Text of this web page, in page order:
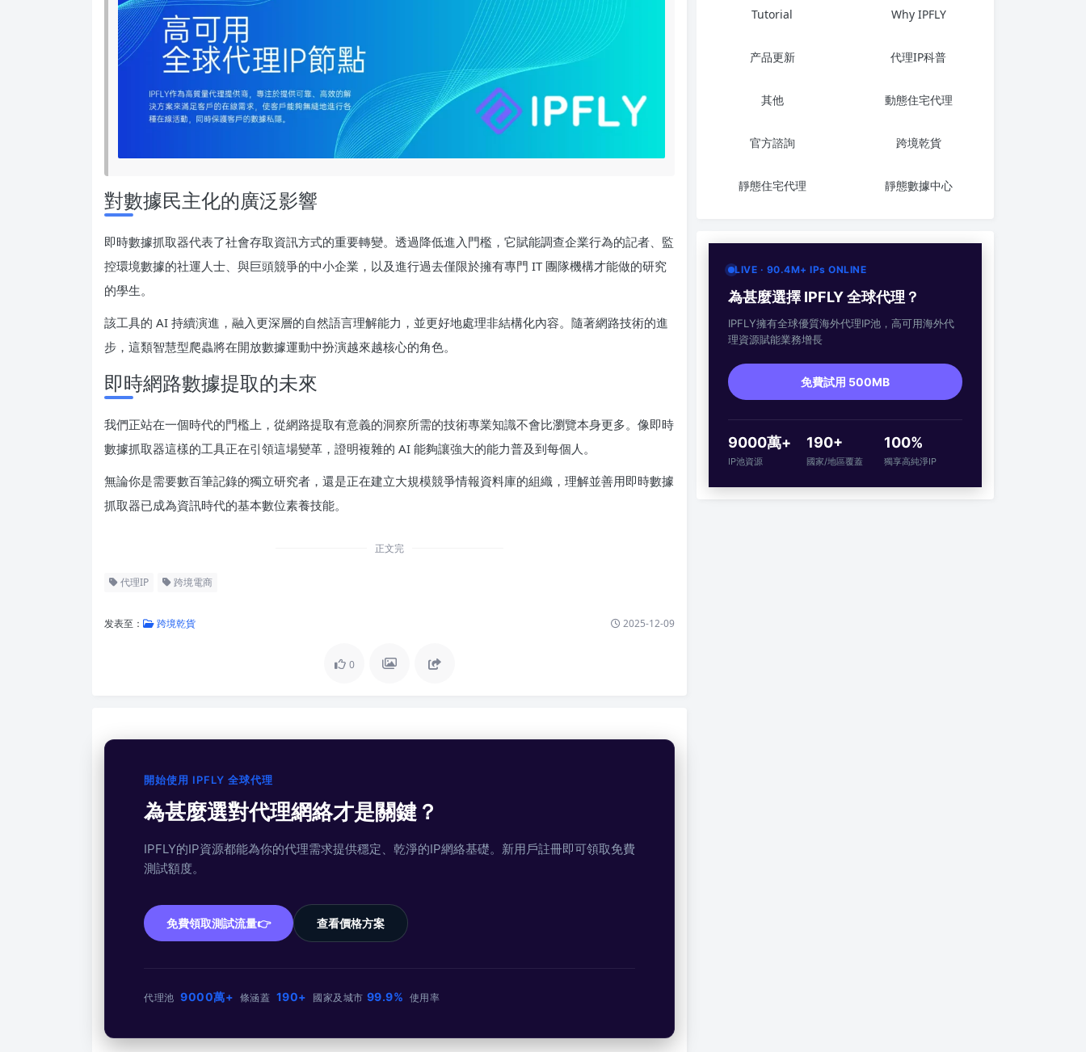
對數據民主化的廣泛影響
即時數據抓取器代表了社會存取資訊方式的重要轉變。透過降低進入門檻，它賦能調查企業行為的記者、監
控環境數據的社運人士、與巨頭競爭的中小企業，以及進行過去僅限於擁有專門 IT 團隊機構才能做的研究
的學生。
該工具的 AI 持續演進，融入更深層的自然語言理解能力，並更好地處理非結構化內容。隨著網路技術的進
步，這類智慧型爬蟲將在開放數據運動中扮演越來越核心的角色。
即時網路數據提取的未來
我們正站在一個時代的門檻上，從網路提取有意義的洞察所需的技術專業知識不會比瀏覽本身更多。像即時
數據抓取器這樣的工具正在引領這場變革，證明複雜的 AI 能夠讓強大的能力普及到每個人。
無論你是需要數百筆記錄的獨立研究者，還是正在建立大規模競爭情報資料庫的組織，理解並善用即時數據
抓取器已成為資訊時代的基本數位素養技能。
正文完
代理IP 跨境電商
发表至： 跨境乾貨 2025-12-09
0
開始使用 IPFLY 全球代理
為甚麼選對代理網絡才是關鍵？
IPFLY的IP資源都能為你的代理需求提供穩定、乾淨的IP網絡基礎。新用戶註冊即可領取免費
測試額度。
免費領取測試流量👉 查看價格方案
代理池 9000萬+ 條涵蓋 190+ 國家及城市 99.9% 使用率
Tutorial Why IPFLY
产品更新 代理IP科普
其他 動態住宅代理
官方諮詢 跨境乾貨
靜態住宅代理 靜態數據中心
LIVE · 90.4M+ IPs ONLINE
為甚麼選擇 IPFLY 全球代理？
IPFLY擁有全球優質海外代理IP池，高可用海外代
理資源賦能業務增長
免費試用 500MB
9000萬+
IP池資源
190+
國家/地區覆蓋
100%
獨享高純淨IP